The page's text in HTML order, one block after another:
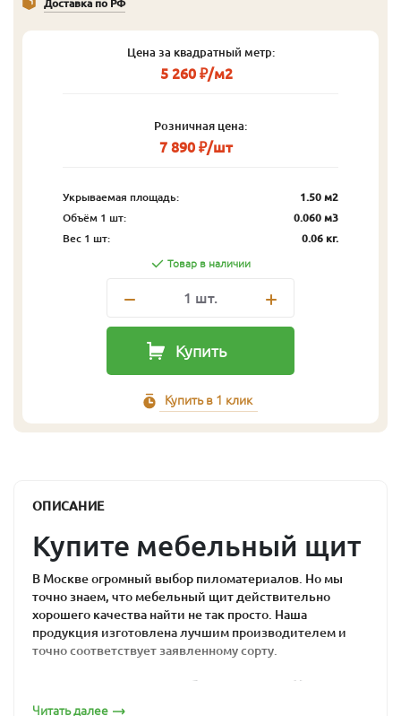
Доставка по РФ
Цена за квадратный метр:
5 260 ₽/м2
Розничная цена:
7 890 ₽/шт
Укрываемая площадь:
1.50 м2
Объём 1 шт:
0.060 м3
Вес 1 шт:
0.06 кг.
Товар в наличии
1 шт.
Купить
Купить в 1 клик
ОПИСАНИЕ
Купите мебельный щит
В Москве огромный выбор пиломатериалов. Но мы
точно знаем, что мебельный щит действительно
хорошего качества найти не так просто. Наша
продукция изготовлена лучшим производителем и
точно соответствует заявленному сорту.
Почему мебельный
Читать далее